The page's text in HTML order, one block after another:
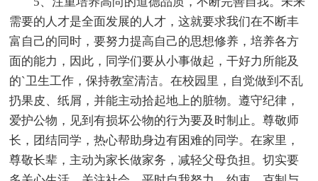
需要的人才是全面发展的人才，这就要求我们在不断丰
富自己的同时，要努力提高自己的思想修养，培养各方
面的能力，因此，同学们要从小事做起，干好力所能及
的`卫生工作，保持教室清洁。在校园里，自觉做到不乱
扔果皮、纸屑，并能主动拾起地上的脏物。遵守纪律，
爱护公物，见到有损坏公物的行为要及时制止。尊敬师
长，团结同学，热心帮助身边有困难的同学。在家里，
尊敬长辈，主动为家长做家务，减轻父母负担。切实要